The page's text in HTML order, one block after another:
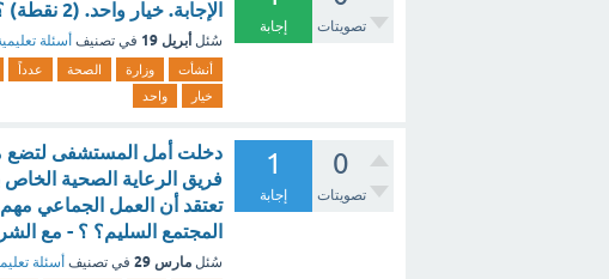
تصويتات إجابة
الإجابة. خيار واحد. (2 نقطة) ؟ - مع الشرح
سُئل أبريل 19 في تصنيف أسئلة
أنشأت وزارة الصحة عدداً
خيار
واحد
0
تصويتات
1
إجابة
تعتقد أن العمل الجماعي
المجتمع السليم؟ ؟ - مع
سُئل مارس 29 في تصنيف أسئلة